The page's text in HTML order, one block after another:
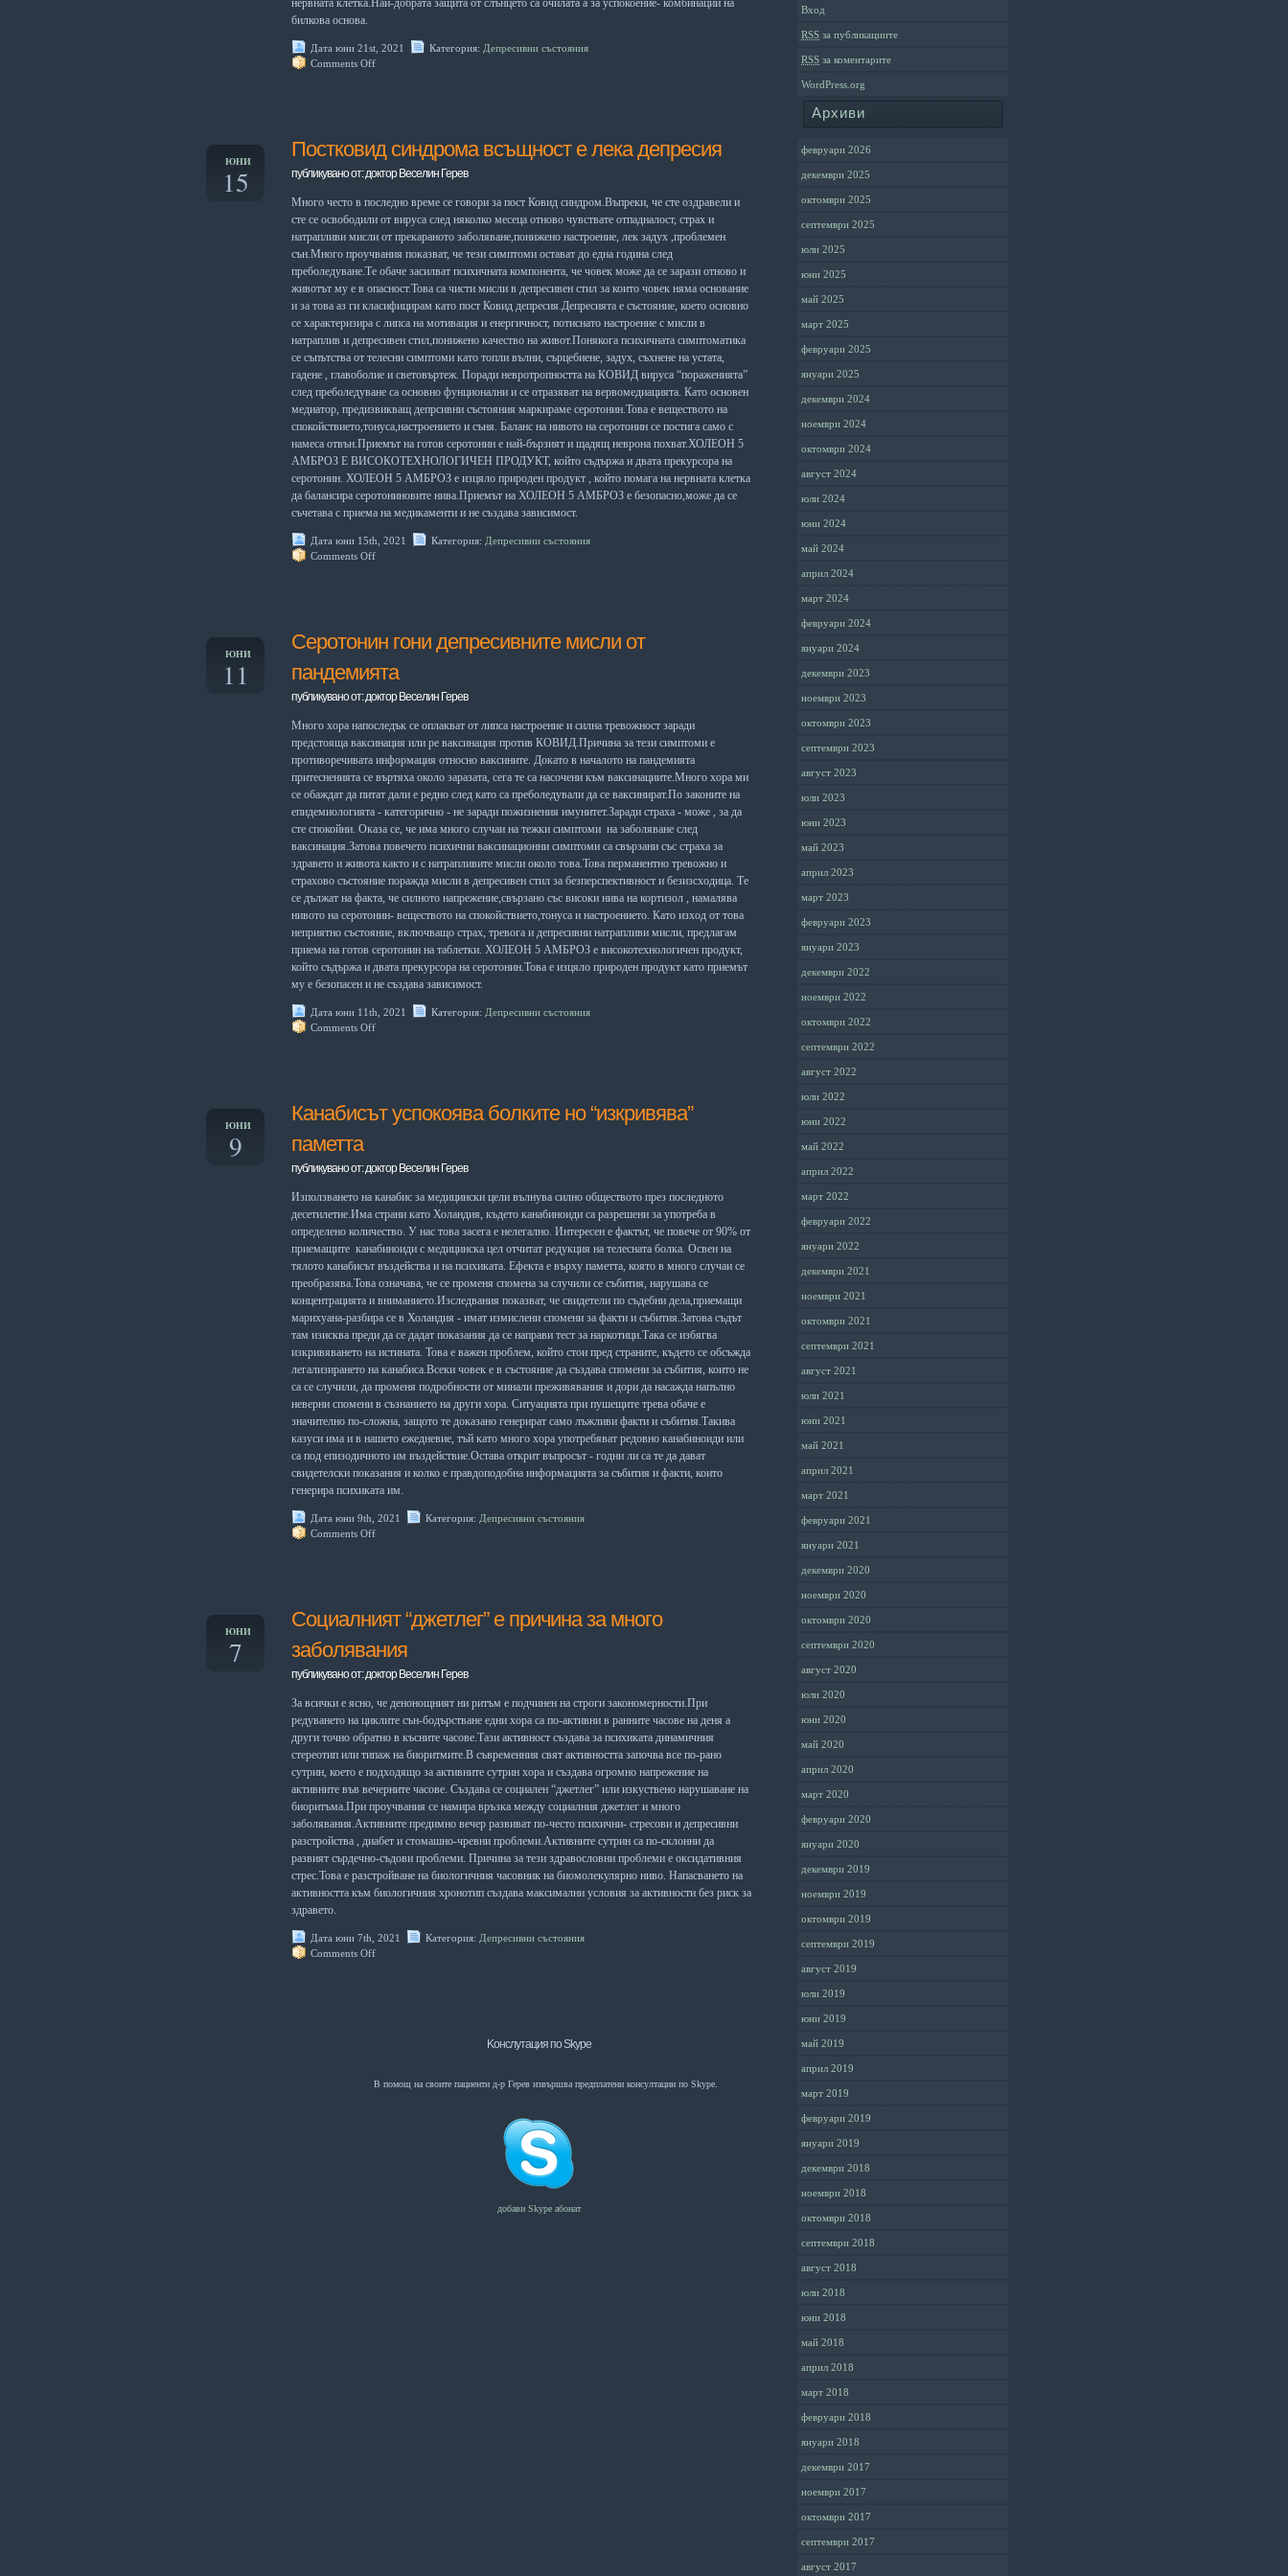
нервната клетка.Най-добрата защита от слънцето са очилата а за успокоение- комбинации на
билкова основа.
Дата юни 21st, 2021 Категория: Депресивни състояния
Comments Off
ЮНИ
15
Постковид синдрома всъщност е лека депресия
публикувано от: доктор Веселин Герев
Много често в последно време се говори за пост Ковид синдром.Въпреки, че сте оздравели и
сте се освободили от вируса след няколко месеца отново чувствате отпадналост, страх и
натрапливи мисли от прекараното заболяване,понижено настроение, лек задух ,проблемен
сън.Много проучвания показват, че тези симптоми остават до една година след
преболедуване.Те обаче засилват психичната компонента, че човек може да се зарази отново и
животът му е в опасност.Това са чисти мисли в депресивен стил за които човек няма основание
и за това аз ги класифицирам като пост Ковид депресия.Депресията е състояние, което основно
се характеризира с липса на мотивация и енергичност, потиснато настроение с мисли в
натраплив и депресивен стил,понижено качество на живот.Понякога психичната симптоматика
се съпътства от телесни симптоми като топли вълни, сърцебиене, задух, съхнене на устата,
гадене , главоболие и световъртеж. Поради невротропността на КОВИД вируса “пораженията”
след преболедуване са основно фунционални и се отразяват на вервомедиацията. Като основен
медиатор, предизвикващ депрсивни състояния маркираме серотонин.Това е веществото на
спокойствието,тонуса,настроението и съня. Баланс на нивото на серотонин се постига само с
намеса отвън.Приемът на готов серотонин е най-бързият и щадящ неврона похват.ХОЛЕОН 5
АМБРОЗ Е ВИСОКОТЕХНОЛОГИЧЕН ПРОДУКТ, който съдържа и двата прекурсора на
серотонин. ХОЛЕОН 5 АМБРОЗ е изцяло природен продукт , който помага на нервната клетка
да балансира серотониновите нива.Приемът на ХОЛЕОН 5 АМБРОЗ е безопасно,може да се
съчетава с приема на медикаменти и не създава зависимост.
Дата юни 15th, 2021 Категория: Депресивни състояния
Comments Off
ЮНИ
11
Серотонин гони депресивните мисли от
пандемията
публикувано от: доктор Веселин Герев
Много хора напоследък се оплакват от липса настроение и силна тревожност заради
предстояща ваксинация или ре ваксинация против КОВИД.Причина за тези симптоми е
противоречивата информация относно ваксините. Докато в началото на пандемията
притесненията се въртяха около заразата, сега те са насочени към ваксинациите.Много хора ми
се обаждат да питат дали е редно след като са преболедували да се ваксинират.По законите на
епидемиологията - категорично - не заради пожизнения имунитет.Заради страха - може , за да
сте спокойни. Оказа се, че има много случаи на тежки симптоми на заболяване след
ваксинация.Затова повечето психични ваксинационни симптоми са свързани със страха за
здравето и живота както и с натрапливите мисли около това.Това перманентно тревожно и
страхово състояние поражда мисли в депресивен стил за безперспективност и безизсходица. Те
се дължат на факта, че силното напрежение,свързано със високи нива на кортизол , намалява
нивото на серотонин- веществото на спокойствието,тонуса и настроението. Като изход от това
неприятно състояние, включващо страх, тревога и депресивни натрапливи мисли, предлагам
приема на готов серотонин на таблетки. ХОЛЕОН 5 АМБРОЗ е високотехнологичен продукт,
който съдържа и двата прекурсора на серотонин.Това е изцяло природен продукт като приемът
му е безопасен и не създава зависимост.
Дата юни 11th, 2021 Категория: Депресивни състояния
Comments Off
ЮНИ
9
Канабисът успокоява болките но “изкривява”
паметта
публикувано от: доктор Веселин Герев
Използването на канабис за медицински цели вълнува силно обществото през последното
десетилетие.Има страни като Холандия, където канабиноиди са разрешени за употреба в
определено количество. У нас това засега е нелегално. Интересен е фактът, че повече от 90% от
приемащите канабиноиди с медицинска цел отчитат редукция на телесната болка. Освен на
тялото канабисът въздейства и на психиката. Ефекта е върху паметта, която в много случаи се
преобразява.Това означава, че се променя спомена за случили се събития, нарушава се
концентрацията и вниманието.Изследвания показват, че свидетели по съдебни дела,приемащи
марихуана-разбира се в Холандия - имат измислени спомени за факти и събития.Затова съдът
там изисква преди да се дадат показания да се направи тест за наркотици.Така се избягва
изкривяването на истината. Това е важен проблем, който стои пред страните, където се обсъжда
легализирането на канабиса.Всеки човек е в състояние да създава спомени за събития, които не
са се случили, да променя подробности от минали преживявания и дори да насажда напълно
неверни спомени в съзнанието на други хора. Ситуацията при пушещите трева обаче е
значително по-сложна, защото те доказано генерират само лъжливи факти и събития.Такива
казуси има и в нашето ежедневие, тъй като много хора употребяват редовно канабиноиди или
са под епизодичното им въздействие.Остава открит въпросът - годни ли са те да дават
свидетелски показания и колко е правдоподобна информацията за събития и факти, които
генерира психиката им.
Дата юни 9th, 2021 Категория: Депресивни състояния
Comments Off
ЮНИ
7
Социалният “джетлег” е причина за много
заболявания
публикувано от: доктор Веселин Герев
За всички е ясно, че денонощният ни ритъм е подчинен на строги закономерности.При
редуването на циклите сън-бодърстване едни хора са по-активни в ранните часове на деня а
други точно обратно в късните часове.Тази активност създава за психиката динамичния
стереотип или типаж на биоритмите.В съвременния свят активността започва все по-рано
сутрин, което е подходящо за активните сутрин хора и създава огромно напрежение на
активните във вечерните часове. Създава се социален “джетлег” или изкуствено нарушаване на
биоритъма.При проучвания се намира връзка между социалния джетлег и много
заболявания.Активните предимно вечер развиват по-често психични- стресови и депресивни
разстройства , диабет и стомашно-чревни проблеми.Активните сутрин са по-склонни да
развият сърдечно-съдови проблеми. Причина за тези здравословни проблеми е оксидативния
стрес.Това е разстройване на биологичния часовник на биомолекулярно ниво. Напасването на
активността към биологичния хронотип създава максимални условия за активности без риск за
здравето.
Дата юни 7th, 2021 Категория: Депресивни състояния
Comments Off
Вход
RSS за публикациите
RSS за коментарите
WordPress.org
Архиви
февруари 2026
декември 2025
октомври 2025
септември 2025
юли 2025
юни 2025
май 2025
март 2025
февруари 2025
януари 2025
декември 2024
ноември 2024
октомври 2024
август 2024
юли 2024
юни 2024
май 2024
април 2024
март 2024
февруари 2024
януари 2024
декември 2023
ноември 2023
октомври 2023
септември 2023
август 2023
юли 2023
юни 2023
май 2023
април 2023
март 2023
февруари 2023
януари 2023
декември 2022
ноември 2022
октомври 2022
септември 2022
август 2022
юли 2022
юни 2022
май 2022
април 2022
март 2022
февруари 2022
януари 2022
декември 2021
ноември 2021
октомври 2021
септември 2021
август 2021
юли 2021
юни 2021
май 2021
април 2021
март 2021
февруари 2021
януари 2021
декември 2020
ноември 2020
октомври 2020
септември 2020
август 2020
юли 2020
юни 2020
май 2020
април 2020
март 2020
февруари 2020
януари 2020
декември 2019
ноември 2019
октомври 2019
септември 2019
август 2019
юли 2019
юни 2019
май 2019
април 2019
март 2019
февруари 2019
януари 2019
декември 2018
ноември 2018
октомври 2018
септември 2018
август 2018
юли 2018
юни 2018
май 2018
април 2018
март 2018
февруари 2018
януари 2018
декември 2017
ноември 2017
октомври 2017
септември 2017
август 2017
Kонслутация по Skype
В помощ на своите пациенти д-р Герев извършва предплатени консултации по Skype.
добави Skype абонат